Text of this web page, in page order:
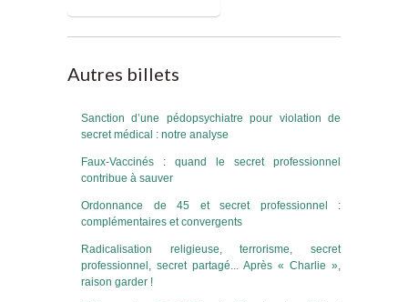
Autres billets
Sanction d’une pédopsychiatre pour violation de
secret médical : notre analyse
Faux-Vaccinés : quand le secret professionnel
contribue à sauver
Ordonnance de 45 et secret professionnel :
complémentaires et convergents
Radicalisation religieuse, terrorisme, secret
professionnel, secret partagé... Après « Charlie »,
raison garder !